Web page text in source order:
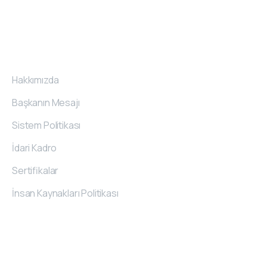
Hakkımızda
Başkanın Mesajı
Sistem Politikası
İdari Kadro
Sertifikalar
İnsan Kaynakları Politikası